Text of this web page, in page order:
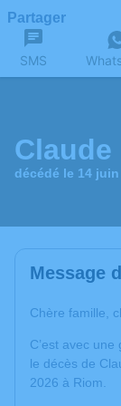
Partager
SMS
Claude
décédé le 14
Message
Chère famille,
C’est avec
le décès de
2026 à Riom.